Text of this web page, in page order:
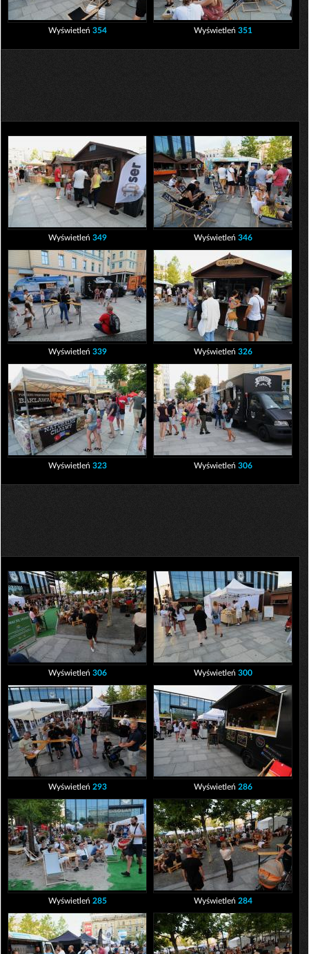
Wyświetleń 354 Wyświetleń 351
Wyświetleń 349 Wyświetleń 346
Wyświetleń 339 Wyświetleń 326
Wyświetleń 323 Wyświetleń 306
Wyświetleń 306 Wyświetleń 300
Wyświetleń 293 Wyświetleń 286
Wyświetleń 285 Wyświetleń 284